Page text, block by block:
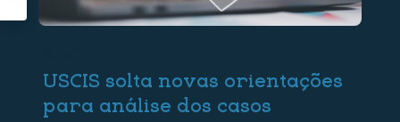
USCIS solta novas orientações
para análise dos casos